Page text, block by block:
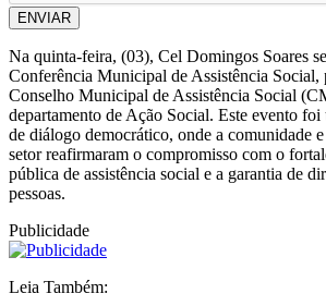
ENVIAR
Na quinta-feira, (03), Cel Domingos Soares
Conferência Municipal de Assistência Social,
Conselho Municipal de Assistência Social
departamento de Ação Social. Este evento
de diálogo democrático, onde a comunidade
setor reafirmaram o compromisso com o
pública de assistência social e a garantia de
pessoas.
Publicidade
Leia Também: